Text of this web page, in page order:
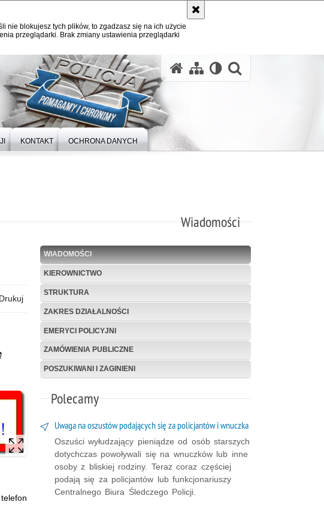
nie blokujesz tych plików, to zgadzasz się na ich użycie
przeglądarki. Brak zmiany ustawienia przeglądarki
KONTAKT OCHRONA DANYCH
Wiadomości
Drukuj
WIADOMOŚCI
KIEROWNICTWO
STRUKTURA
ZAKRES DZIAŁALNOŚCI
EMERYCI POLICYJNI
ZAMÓWIENIA PUBLICZNE
POSZUKIWANI I ZAGINIENI
Polecamy
Uwaga na oszustów podających się za policjantów i wnuczka
Oszuści wyłudzający pieniądze od osób starszych
dotychczas powoływali się na wnuczków lub inne
osoby z bliskiej rodziny. Teraz coraz częściej
podają się za policjantów lub funkcjonariuszy
Centralnego Biura Śledczego Policji.